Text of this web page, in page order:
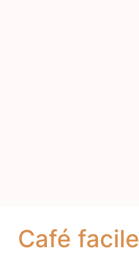
Café facile